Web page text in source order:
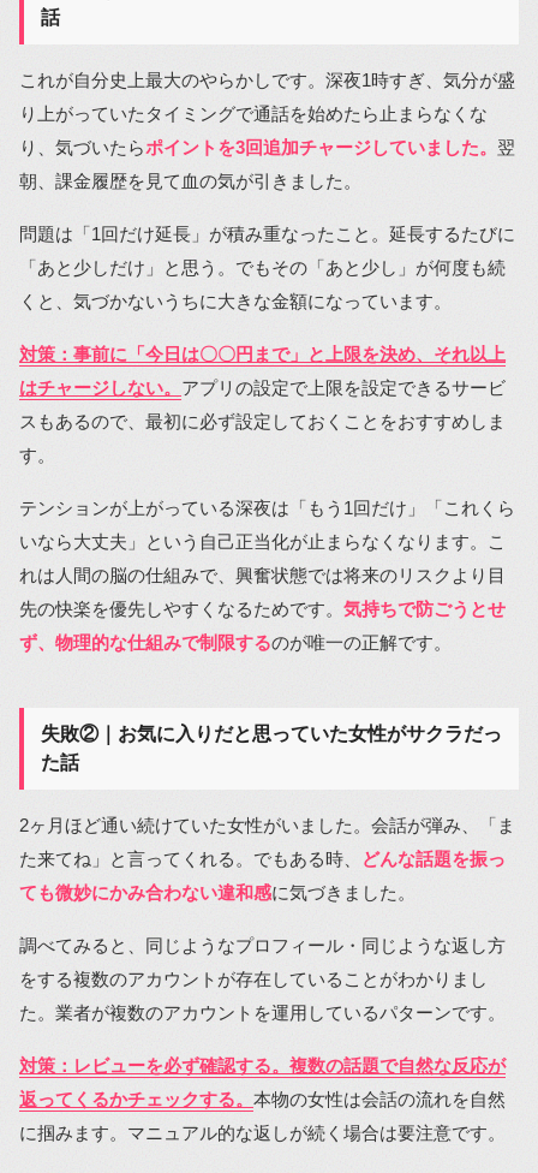
話
これが自分史上最大のやらかしです。深夜1時すぎ、気分が盛
り上がっていたタイミングで通話を始めたら止まらなくな
り、気づいたらポイントを3回追加チャージしていました。 翌
朝、課金履歴を見て血の気が引きました。
問題は「1回だけ延長」が積み重なったこと。延長するたびに
「あと少しだけ」と思う。でもその「あと少し」が何度も続
くと、気づかないうちに大きな金額になっています。
対策：事前に「今日は〇〇円まで」と上限を決め、それ以上
はチャージしない。 アプリの設定で上限を設定できるサービ
スもあるので、最初に必ず設定しておくことをおすすめしま
す。
テンションが上がっている深夜は「もう1回だけ」「これくら
いなら大丈夫」という自己正当化が止まらなくなります。こ
れは人間の脳の仕組みで、興奮状態では将来のリスクより目
先の快楽を優先しやすくなるためです。 気持ちで防ごうとせ
ず、物理的な仕組みで制限するのが唯一の正解です。
失敗②｜お気に入りだと思っていた女性がサクラだっ
た話
2ヶ月ほど通い続けていた女性がいました。会話が弾み、「ま
た来てね」と言ってくれる。でもある時、
どんな話題を振っ
ても微妙にかみ合わない違和感に気づきました。
調べてみると、同じようなプロフィール・同じような返し方
をする複数のアカウントが存在していることがわかりまし
た。業者が複数のアカウントを運用しているパターンです。
対策：レビューを必ず確認する。複数の話題で自然な反応が
返ってくるかチェックする。 本物の女性は会話の流れを自然
に掴みます。マニュアル的な返しが続く場合は要注意です。